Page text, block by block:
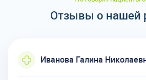
Отзывы о нашей
Иванова Галина